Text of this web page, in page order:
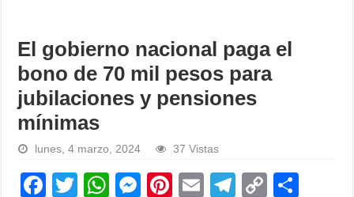
El gobierno nacional paga el
bono de 70 mil pesos para
jubilaciones y pensiones
mínimas
lunes, 4 marzo, 2024 37 Vistas
F
T
W
M
Pi
E
T
C